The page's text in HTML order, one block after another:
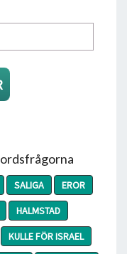
SALIGA
EROR
HALMSTAD
KULLE FÖR ISRAEL